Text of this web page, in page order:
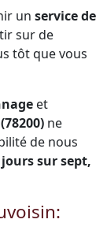
un service de
sur de
tôt que vous
et
ne
de nous
sur sept,